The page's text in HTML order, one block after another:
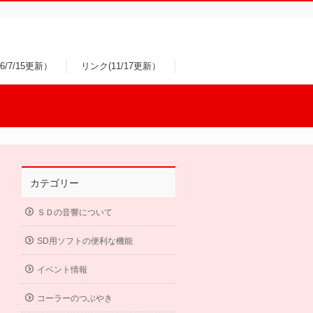
7/15更新） リンク(11/17更新）
カテゴリー
ＳＤの音響について
SD用ソフトの便利な機能
イベント情報
コーラーのつぶやき